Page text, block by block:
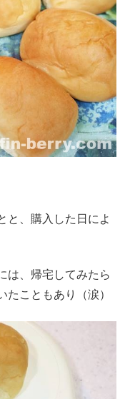
と、購入した日によ
は、帰宅してみたら
こともあり（涙）